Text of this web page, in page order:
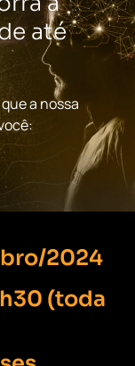
até
a nossa
2024
(toda